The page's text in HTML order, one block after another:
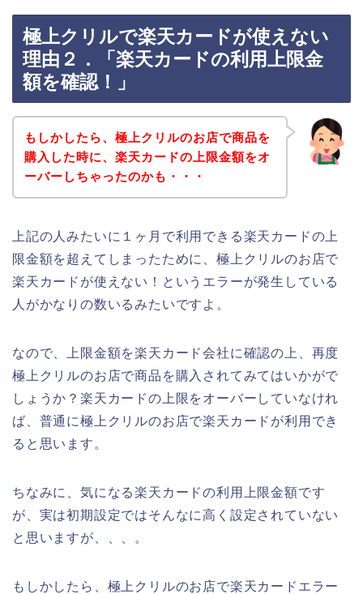
極上クリルで楽天カードが使えない
理由２．「楽天カードの利用上限金
額を確認！」
もしかしたら、極上クリルのお店で商品を
購入した時に、楽天カードの上限金額をオ
ーバーしちゃったのかも・・・
上記の人みたいに１ヶ月で利用できる楽天カードの上
限金額を超えてしまったために、極上クリルのお店で
楽天カードが使えない！というエラーが発生している
人がかなりの数いるみたいですよ。
なので、上限金額を楽天カード会社に確認の上、再度
極上クリルのお店で商品を購入されてみてはいかがで
しょうか？楽天カードの上限をオーバーしていなけれ
ば、普通に極上クリルのお店で楽天カードが利用でき
ると思います。
ちなみに、気になる楽天カードの利用上限金額です
が、実は初期設定ではそんなに高く設定されていない
と思いますが、、、。
もしかしたら、極上クリルのお店で楽天カードエラー